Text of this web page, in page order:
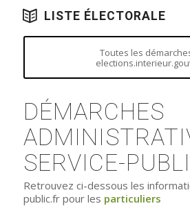
LISTE ÉLECTORALE
Toutes les
DÉMARCHES
SERVICE-
Retrouvez ci-dessous les
public.fr pour les particuliers